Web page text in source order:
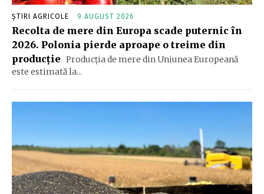
ȘTIRI AGRICOLE 9 AUGUST 2026
Recolta de mere din Europa scade puternic în
2026. Polonia pierde aproape o treime din
producție Producția de mere din Uniunea Europeană
este estimată la...